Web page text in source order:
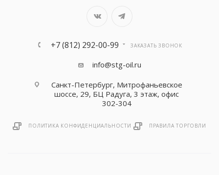
+7 (812) 292-00-99 ЗАКАЗАТЬ ЗВОНОК
info@stg-oil.ru
Санкт-Петербург, Митрофаньевское
шоссе, 29, БЦ Радуга, 3 этаж, офис
302-304
ПОЛИТИКА КОНФИДЕНЦИАЛЬНОСТИ ПРАВИЛА ТОРГОВЛИ